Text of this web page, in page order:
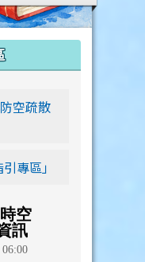
空疏散
專區」